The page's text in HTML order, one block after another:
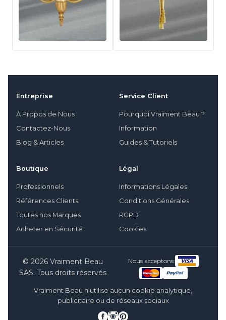
Entreprise
À Propos de Nous
Contactez-Nous
Blog & Articles
Service Client
Pourquoi Vraiment Beau ?
Information
Guides & Tutoriels
Boutique
Professionnels
Références Clients
Toutes nos Marques
Acheter en Sécurité
Légal
Informations Légales
Conditions Générales
RGPD
Cookies
© 2026 Vraiment Beau
SAS. Tous droits réservés
Nous acceptons:
Vraiment Beau n'utilise aucun cookie analytique,
publicitaire ou de réseaux sociaux